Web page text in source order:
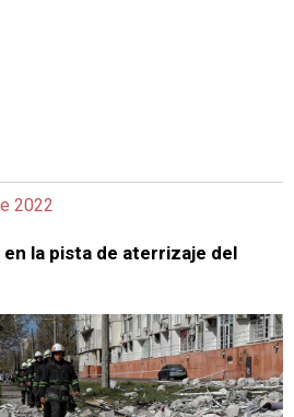
2022
la pista de aterrizaje del